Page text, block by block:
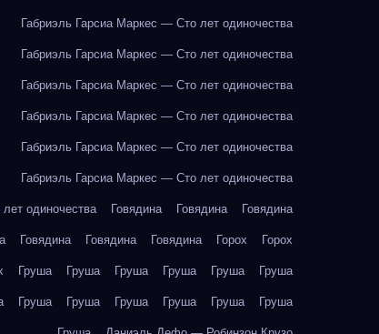
Габриэль Гарсиа Маркес — Сто лет одиночества
Габриэль Гарсиа Маркес — Сто лет одиночества
Габриэль Гарсиа Маркес — Сто лет одиночества
Габриэль Гарсиа Маркес — Сто лет одиночества
Габриэль Гарсиа Маркес — Сто лет одиночества
Габриэль Гарсиа Маркес — Сто лет одиночества
одиночества Говядина Говядина Говядина
Говядина Говядина Говядина Горох Горох
Груша Груша Груша Груша Груша Груша
Груша Груша Груша Груша Груша Груша